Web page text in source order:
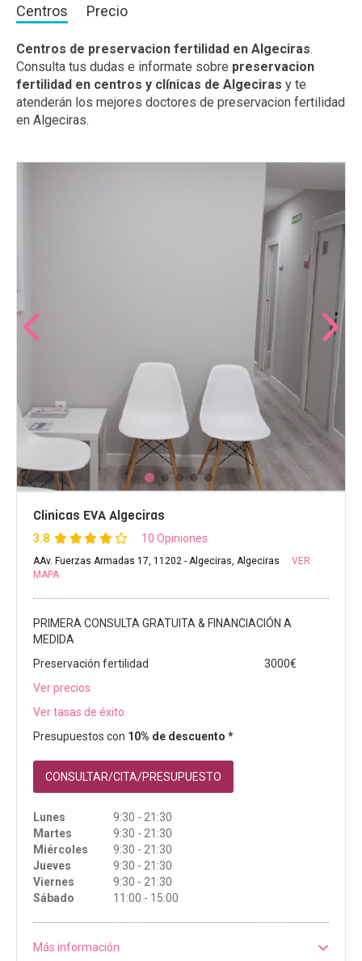
Centros Precio
Centros de preservacion fertilidad en Algeciras.
Consulta tus dudas e informate sobre preservacion
fertilidad en centros y clínicas de Algeciras y te
atenderán los mejores doctores de preservacion fertilidad
en Algeciras.
Clínicas EVA Algeciras
3.8 10 Opiniones
AAv. Fuerzas Armadas 17, 11202 - Algeciras, Algeciras
VER
MAPA
PRIMERA CONSULTA GRATUITA & FINANCIACIÓN A
MEDIDA
Preservación fertilidad
3000€
Ver precios
Ver tasas de éxito
Presupuestos con 10% de descuento *
CONSULTAR/CITA/PRESUPUESTO
Lunes
9:30 - 21:30
Martes
9:30 - 21:30
Miércoles
9:30 - 21:30
Jueves
9:30 - 21:30
Viernes
9:30 - 21:30
Sábado
11:00 - 15:00
Más información